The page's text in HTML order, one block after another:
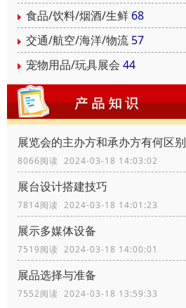
食品/饮料/烟酒/生鲜 68
交通/航空/海洋/物流 57
宠物用品/玩具展会 44
展览会的主办方和承办方有何区别
8066阅读 2024-03-18 14:03:02
展台设计搭建技巧
7814阅读 2024-03-18 14:01:23
展示多媒体设备
7519阅读 2024-03-18 14:00:01
展品选择与准备
7552阅读 2024-03-18 13:59:33